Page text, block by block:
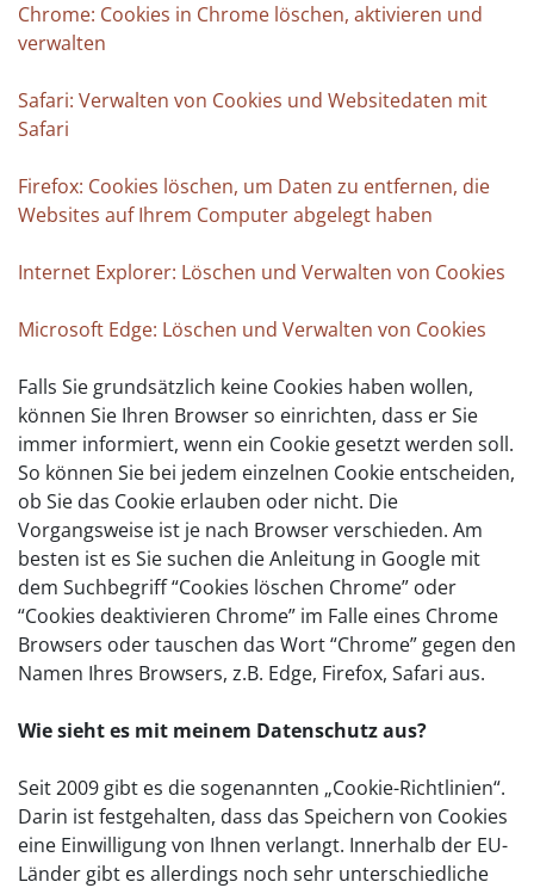
Chrome: Cookies in Chrome löschen, aktivieren und
verwalten
Safari: Verwalten von Cookies und Websitedaten mit
Safari
Firefox: Cookies löschen, um Daten zu entfernen, die
Websites auf Ihrem Computer abgelegt haben
Internet Explorer: Löschen und Verwalten von Cookies
Microsoft Edge: Löschen und Verwalten von Cookies
Falls Sie grundsätzlich keine Cookies haben wollen,
können Sie Ihren Browser so einrichten, dass er Sie
immer informiert, wenn ein Cookie gesetzt werden soll.
So können Sie bei jedem einzelnen Cookie entscheiden,
ob Sie das Cookie erlauben oder nicht. Die
Vorgangsweise ist je nach Browser verschieden. Am
besten ist es Sie suchen die Anleitung in Google mit
dem Suchbegriff “Cookies löschen Chrome” oder
“Cookies deaktivieren Chrome” im Falle eines Chrome
Browsers oder tauschen das Wort “Chrome” gegen den
Namen Ihres Browsers, z.B. Edge, Firefox, Safari aus.
Wie sieht es mit meinem Datenschutz aus?
Seit 2009 gibt es die sogenannten „Cookie-Richtlinien“.
Darin ist festgehalten, dass das Speichern von Cookies
eine Einwilligung von Ihnen verlangt. Innerhalb der EU-
Länder gibt es allerdings noch sehr unterschiedliche